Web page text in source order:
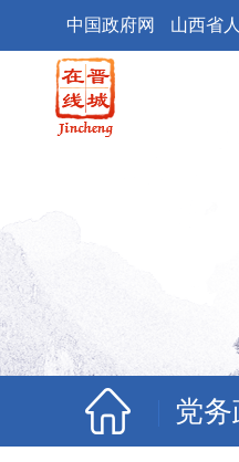
中国政府网 山西省
党